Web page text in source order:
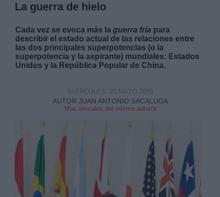
La guerra de hielo
Cada vez se evoca más laguerra fría para
describir el estado actual de las relaciones entre
las dos principales superpotencias (o la
superpotencia y la aspirante) mundiales: Estados
Unidos y la República Popular de China.
AUTOR JUAN ANTONIO SACALUGA
Mas artículos del mismo autor/a
MIÉRCOLES, 20 MAYO 2020
Legitimación:
Destinatarios:
Derechos:
Información adicional
link